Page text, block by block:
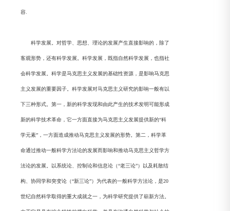
容.
科学发展。对哲学、思想、理论的发展产生直接影响的，除了
客观形势，还有科学发展。科学发展，既指自然科学发展，也指社
会科学发展。科学是马克思主义发展的基础性资源，是影响马克思
主义发展的重要因子。科学发展对马克思主义研究的影响一般有以
下三种形式。第一，新的科学发现和由此产生的技术发明可能形成
新的科学技术革命，它一方面直接为马克思主义发展提供新的“科
学元素”，一方面造成推动马克思主义发展的形势。第二，科学革
命通过推动一般科学方法论的发展而影响和推动马克思主义哲学方
法论的发展。以系统论、控制论和信息论（“老三论”）以及耗散结
构、协同学和突变论（“新三论”）为代表的一般科学方法论，是20
世纪自然科学取得的重大成就之一，为科学研究提供了崭新方法。